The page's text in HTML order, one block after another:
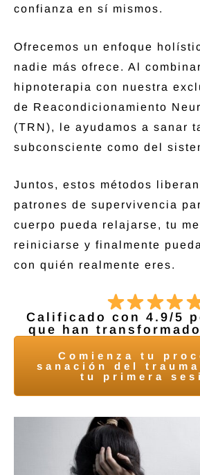
confianza en sí mismos.
Ofrecemos un enfoque
nadie más ofrece. Al
hipnoterapia con nuestra
de Reacondicionamiento
(TRN), le ayudamos a sanar
subconsciente como del
Juntos, estos métodos
patrones de supervivencia
cuerpo pueda relajarse, tu
reiniciarse y finalmente
con quién realmente eres.
Calificado con 4.9/5
que han
Comienza tu
sanación del
tu primera